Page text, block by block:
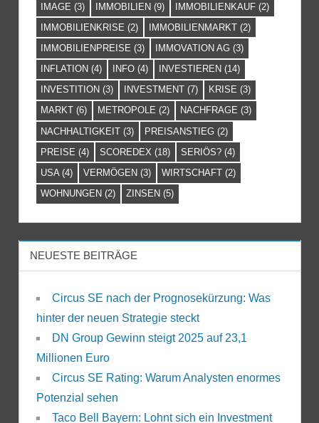
IMAGE (3) IMMOBILIEN (9) IMMOBILIENKAUF (2)
IMMOBILIENKRISE (2) IMMOBILIENMARKT (2)
IMMOBILIENPREISE (3) IMMOVATION AG (3)
INFLATION (4) INFO (4) INVESTIEREN (14)
INVESTITION (3) INVESTMENT (7) KRISE (3)
MARKT (6) METROPOLE (2) NACHFRAGE (3)
NACHHALTIGKEIT (3) PREISANSTIEG (2)
PREISE (4) SCOREDEX (18) SERIÖS? (4)
USA(4) VERMÖGEN (3) WIRTSCHAFT (2)
WOHNUNGEN (2) ZINSEN (5)
NEUESTE BEITRÄGE
Circus SE nach der Prognosekürzung: Was
hinter der neuen Strategie steckt
DN Group Gewinn steigt 2025 auf 23,1
Millionen Euro
Circus SE Rating: Warum Analysten enormes
Potenzial sehen
Taco Bell Bayern: Lohnt sich ein Investment